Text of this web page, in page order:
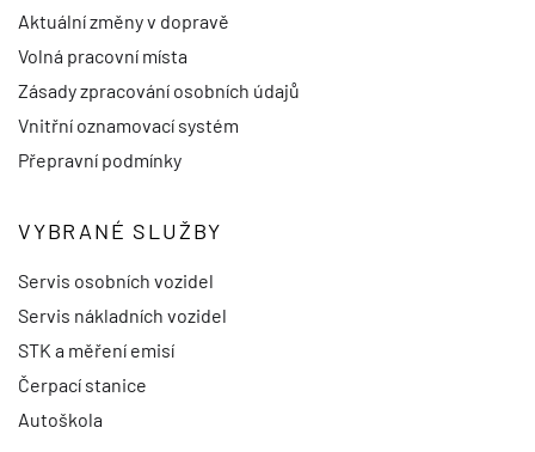
Aktuální změny v dopravě
Volná pracovní místa
Zásady zpracování osobních údajů
Vnitřní oznamovací systém
Přepravní podmínky
VYBRANÉ SLUŽBY
Servis osobních vozidel
Servis nákladních vozidel
STK a měření emisí
Čerpací stanice
Autoškola